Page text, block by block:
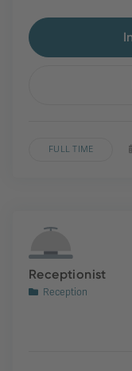
FULL TIME
Receptionist
Reception